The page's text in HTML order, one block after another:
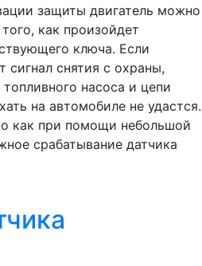
защиты двигатель можно
как произойдет
ключа. Если
сигнал снятия с охраны,
насоса и цепи
на автомобиле не удастся.
как при помощи небольшой
срабатывание датчика